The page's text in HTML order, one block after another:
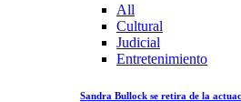
All
Cultural
Judicial
Entretenimiento
Sandra Bullock se retira de la